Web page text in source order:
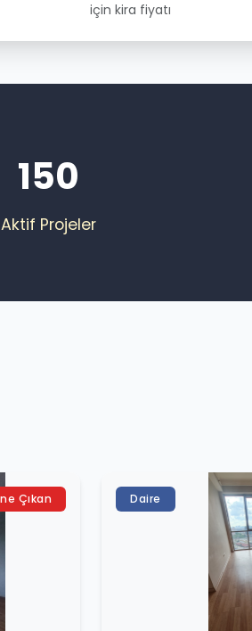
için kira fiyatı
150
Aktif Projeler
Çıkan Daire